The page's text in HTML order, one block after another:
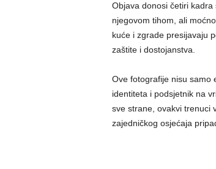
Objava donosi četiri
njegovom tihom, ali
kuće i zgrade presijavaju
zaštite i dostojanstva.
Ove fotografije nisu samo
identiteta i podsjetnik na
sve strane, ovakvi trenuci
zajedničkog osjećaja